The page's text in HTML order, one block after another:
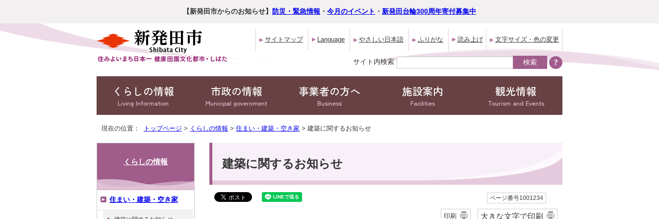
【新発田市からのお知らせ】 防災・緊急情報 ・ 今月のイベント ・ 新発田台輪300周年寄付募集中
サイトマップ Language やさしい日本語 ふりがな 読み上げ 文字サイズ・色の変更
サイト内検索
くらしの情報
Living Information
市政の情報
Municipal government
事業者の方へ
Business
施設案内
Facilities
観光情報
Tourism and Events
現在の位置： トップページ > くらしの情報 > 住まい・建築・空き家 > 建築に関するお知らせ
建築に関するお知らせ
ページ番号1001234
印刷 大きな文字で印刷
くらしの情報
住まい・建築・空き家